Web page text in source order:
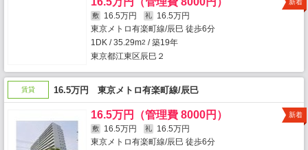
敷 16.5万円 礼
16.5万円
東京メトロ有楽町線/辰巳 徒歩6分
1DK / 35.29m2 / 築19年
東京都江東区辰巳２
新着
賃貸 16.5万円 東京メトロ有楽町線/辰巳
16.5万円（管理費 8000円）
敷 16.5万円 礼
16.5万円
東京メトロ有楽町線/辰巳 徒歩6分
新着